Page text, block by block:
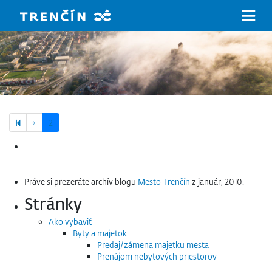
« Previous page
2
Práve si prezeráte archív blogu Mesto Trenčín z január, 2010.
Stránky
Ako vybaviť
Byty a majetok
Predaj/zámena majetku mesta
Prenájom nebytových priestorov